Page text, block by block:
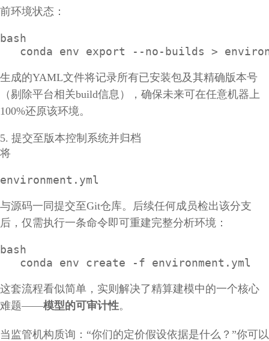
前环境状态：
bash
conda env export --no-builds >
生成的YAML文件将记录所有已安装包及其精确版本号
（剔除平台相关build信息），确保未来可在任意机器上
100%还原该环境。
5. 提交至版本控制系统并归档
将
environment.yml
与源码一同提交至Git仓库。后续任何成员检出该分支
后，仅需执行一条命令即可重建完整分析环境：
bash
   conda env create -f environment.yml
这套流程看似简单，实则解决了精算建模中的一个核心
难题——模型的可审计性。
当监管机构质询：“你们的定价假设依据是什么？”你可以